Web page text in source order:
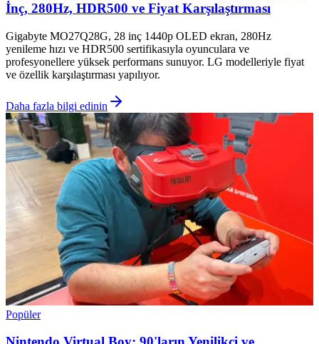
İnç, 280Hz, HDR500 ve Fiyat Karşılaştırması
Gigabyte MO27Q28G, 28 inç 1440p OLED ekran, 280Hz
yenileme hızı ve HDR500 sertifikasıyla oyunculara ve
profesyonellere yüksek performans sunuyor. LG modelleriyle fiyat
ve özellik karşılaştırması yapılıyor.
Daha fazla bilgi edinin
Popüler